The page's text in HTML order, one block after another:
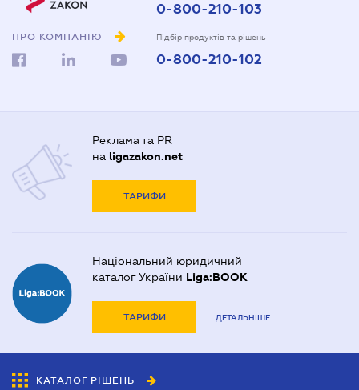
ПРО КОМПАНІЮ
0-800-210-103
Підбір продуктів та рішень
0-800-210-102
Реклама та PR
на ligazakon.net
ТАРИФИ
Національний юридичний
каталог України Liga:BOOK
ТАРИФИ ДЕТАЛЬНІШЕ
КАТАЛОГ РІШЕНЬ